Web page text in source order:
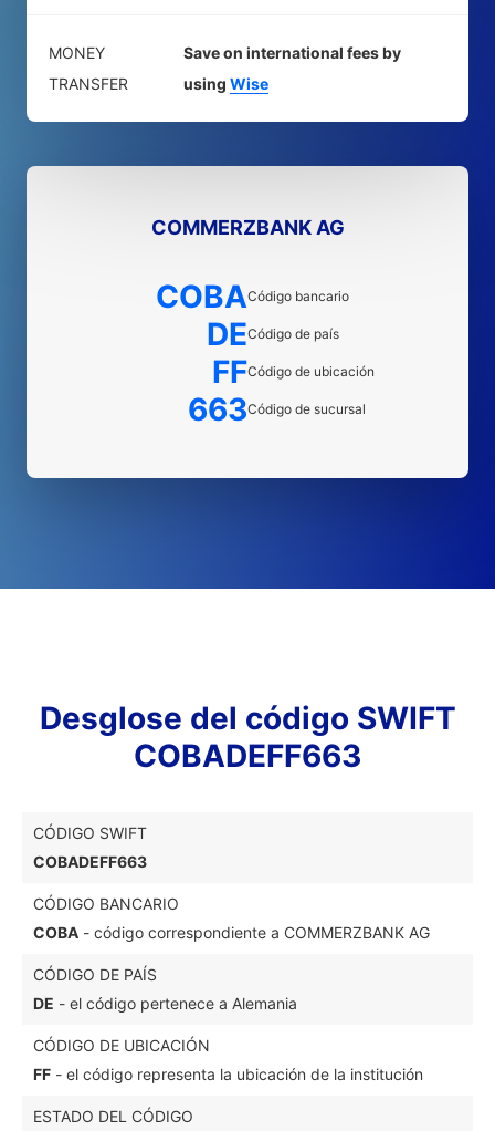
MONEY
TRANSFER
Save on international fees by
using Wise
COMMERZBANK AG
COBACódigo bancario
DECódigo de país
FFCódigo de ubicación
663Código de sucursal
Desglose del código SWIFT
COBADEFF663
CÓDIGO SWIFT
COBADEFF663
CÓDIGO BANCARIO
COBA - código correspondiente a COMMERZBANK AG
CÓDIGO DE PAÍS
DE - el código pertenece a Alemania
CÓDIGO DE UBICACIÓN
FF - el código representa la ubicación de la institución
ESTADO DEL CÓDIGO